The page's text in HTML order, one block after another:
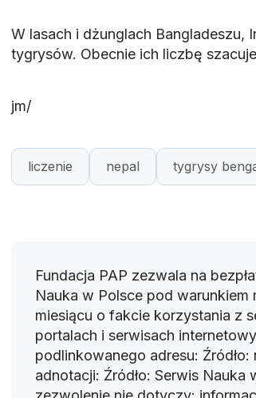
W lasach i dżunglach Bangladeszu,
tygrysów. Obecnie ich liczbę
jm/
liczenie nepal tygrysy
Fundacja PAP zezwala na
Nauka w Polsce pod
miesiącu o fakcie korzystania z
portalach i serwisach
podlinkowanego adresu:
adnotacji: Źródło: Serwis